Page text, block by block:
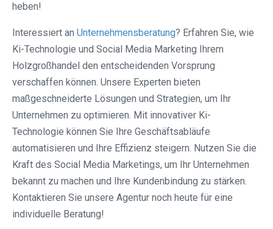
heben!
Interessiert an Unternehmensberatung? Erfahren Sie, wie
Ki-Technologie und Social Media Marketing Ihrem
Holzgroßhandel den entscheidenden Vorsprung
verschaffen können. Unsere Experten bieten
maßgeschneiderte Lösungen und Strategien, um Ihr
Unternehmen zu optimieren. Mit innovativer Ki-
Technologie können Sie Ihre Geschäftsabläufe
automatisieren und Ihre Effizienz steigern. Nutzen Sie die
Kraft des Social Media Marketings, um Ihr Unternehmen
bekannt zu machen und Ihre Kundenbindung zu stärken.
Kontaktieren Sie unsere Agentur noch heute für eine
individuelle Beratung!